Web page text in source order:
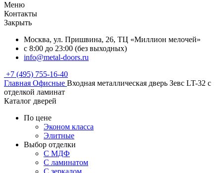
Меню
Контакты
Закрыть
Москва, ул. Пришвина, 26, ТЦ «Миллион мелочей»
с 8:00 до 23:00 (без выходных)
info@metal-doors.ru
+7 (495) 755-16-40
Главная Офисные Входная металлическая дверь Зевс LT-32 с
отделкой ламинат
Каталог дверей
По цене
Эконом класса
Элитные
Выбор отделки
С МДФ
С ламинатом
С зеркалом